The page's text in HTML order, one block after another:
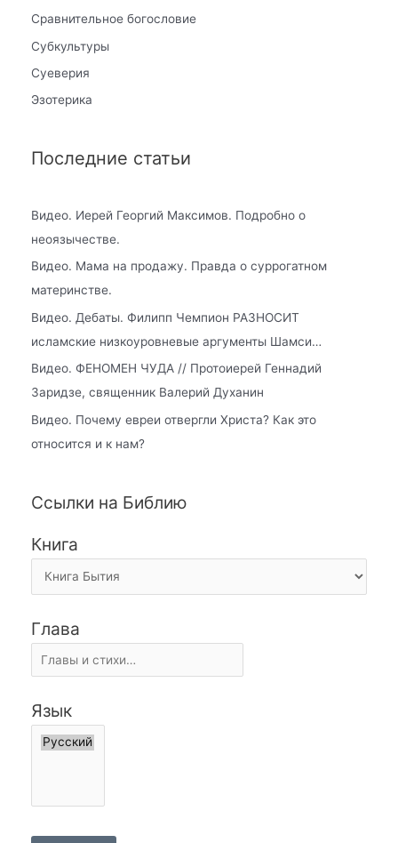
Сравнительное богословие
Субкультуры
Суеверия
Эзотерика
Последние статьи
Видео. Иерей Георгий Максимов. Подробно о
неоязычестве.
Видео. Мама на продажу. Правда о суррогатном
материнстве.
Видео. Дебаты. Филипп Чемпион РАЗНОСИТ
исламские низкоуровневые аргументы Шамси…
Видео. ФЕНОМЕН ЧУДА // Протоиерей Геннадий
Заридзе, священник Валерий Духанин
Видео. Почему евреи отвергли Христа? Как это
относится и к нам?
Ссылки на Библию
Книга
Глава
Язык